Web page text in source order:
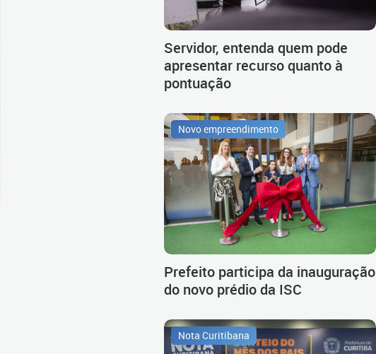
Servidor, entenda quem pode
apresentar recurso quanto à
pontuação
Novo empreendimento
Prefeito participa da inauguração
do novo prédio da ISC
Nota Curitibana